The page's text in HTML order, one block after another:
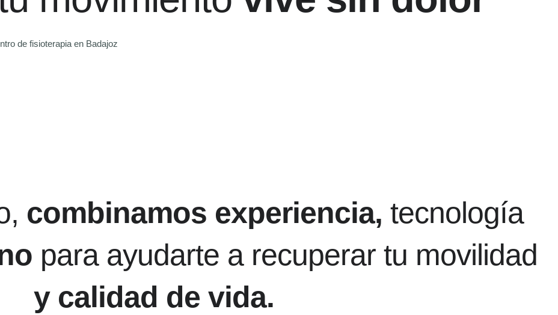
de fisioterapia en Badajoz
combinamos experiencia, tecnología
para ayudarte a recuperar tu movilidad
y calidad de vida.